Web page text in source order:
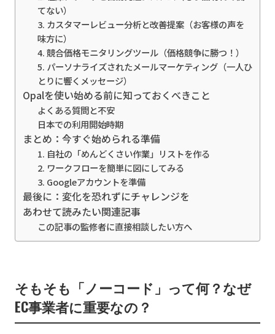
てない）
3. カスタマーレビュー分析と改善提案（お客様の声を
味方に）
4. 競合価格モニタリングツール（価格競争に勝つ！）
5. パーソナライズされたメールマーケティング（一人ひ
とりに響くメッセージ）
Opalを使い始める前に知っておくべきこと
よくある質問と不安
日本での利用開始時期
まとめ：今すぐ始められる準備
1. 自社の「めんどくさい作業」リストを作る
2. ワークフローを簡単に図にしてみる
3. Googleアカウントを準備
最後に：変化を恐れずにチャレンジを
あわせて読みたい関連記事
この記事の監修者に直接相談したい方へ
そもそも「ノーコード」って何？なぜ
EC事業者に重要なの？